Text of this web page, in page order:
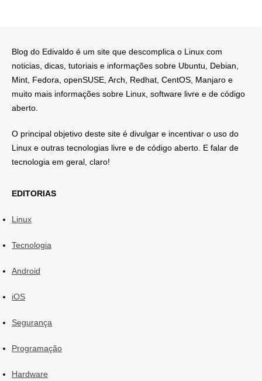
Blog do Edivaldo é um site que descomplica o Linux com
noticias, dicas, tutoriais e informações sobre Ubuntu, Debian,
Mint, Fedora, openSUSE, Arch, Redhat, CentOS, Manjaro e
muito mais informações sobre Linux, software livre e de código
aberto.
O principal objetivo deste site é divulgar e incentivar o uso do
Linux e outras tecnologias livre e de código aberto. E falar de
tecnologia em geral, claro!
EDITORIAS
Linux
Tecnologia
Android
iOS
Segurança
Programação
Hardware